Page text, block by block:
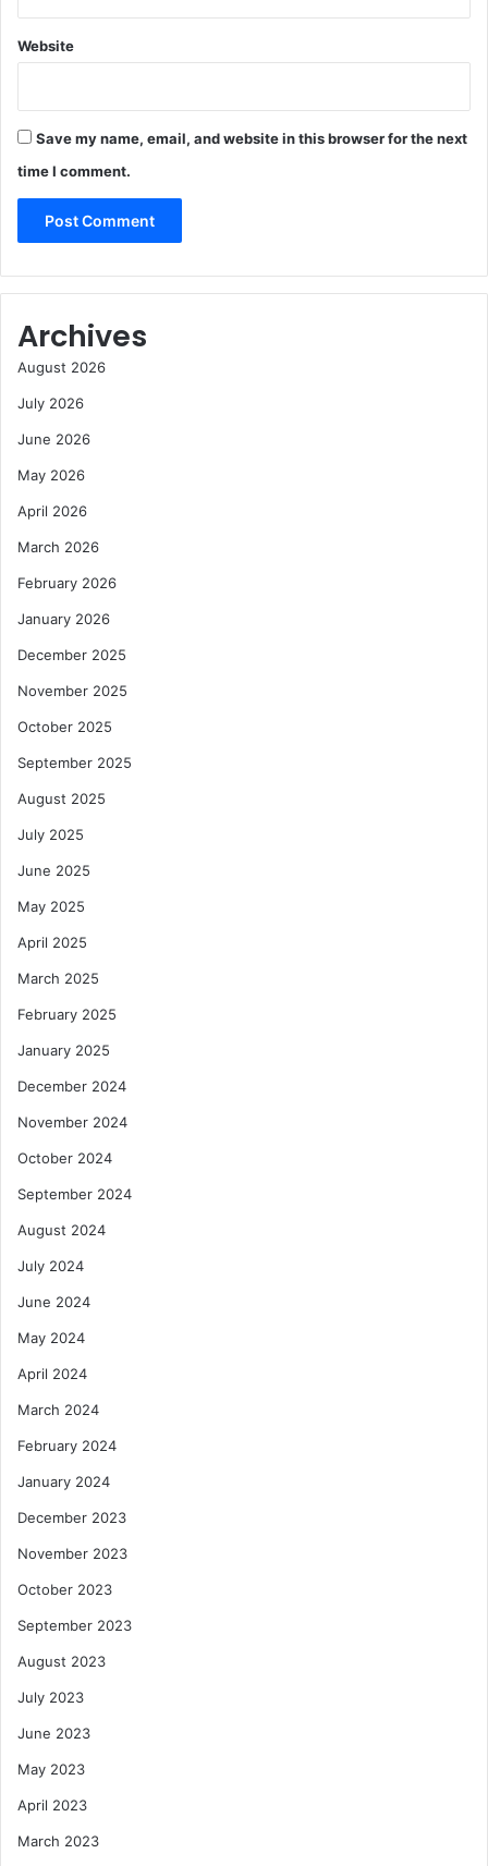
Website
Save my name, email, and website in this browser for the next
time I comment.
Archives
August 2026
July 2026
June 2026
May 2026
April 2026
March 2026
February 2026
January 2026
December 2025
November 2025
October 2025
September 2025
August 2025
July 2025
June 2025
May 2025
April 2025
March 2025
February 2025
January 2025
December 2024
November 2024
October 2024
September 2024
August 2024
July 2024
June 2024
May 2024
April 2024
March 2024
February 2024
January 2024
December 2023
November 2023
October 2023
September 2023
August 2023
July 2023
June 2023
May 2023
April 2023
March 2023